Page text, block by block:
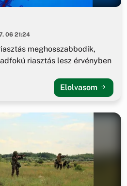
06 21:24
meghosszabbodik,
riasztás lesz érvényben
Elolvasom